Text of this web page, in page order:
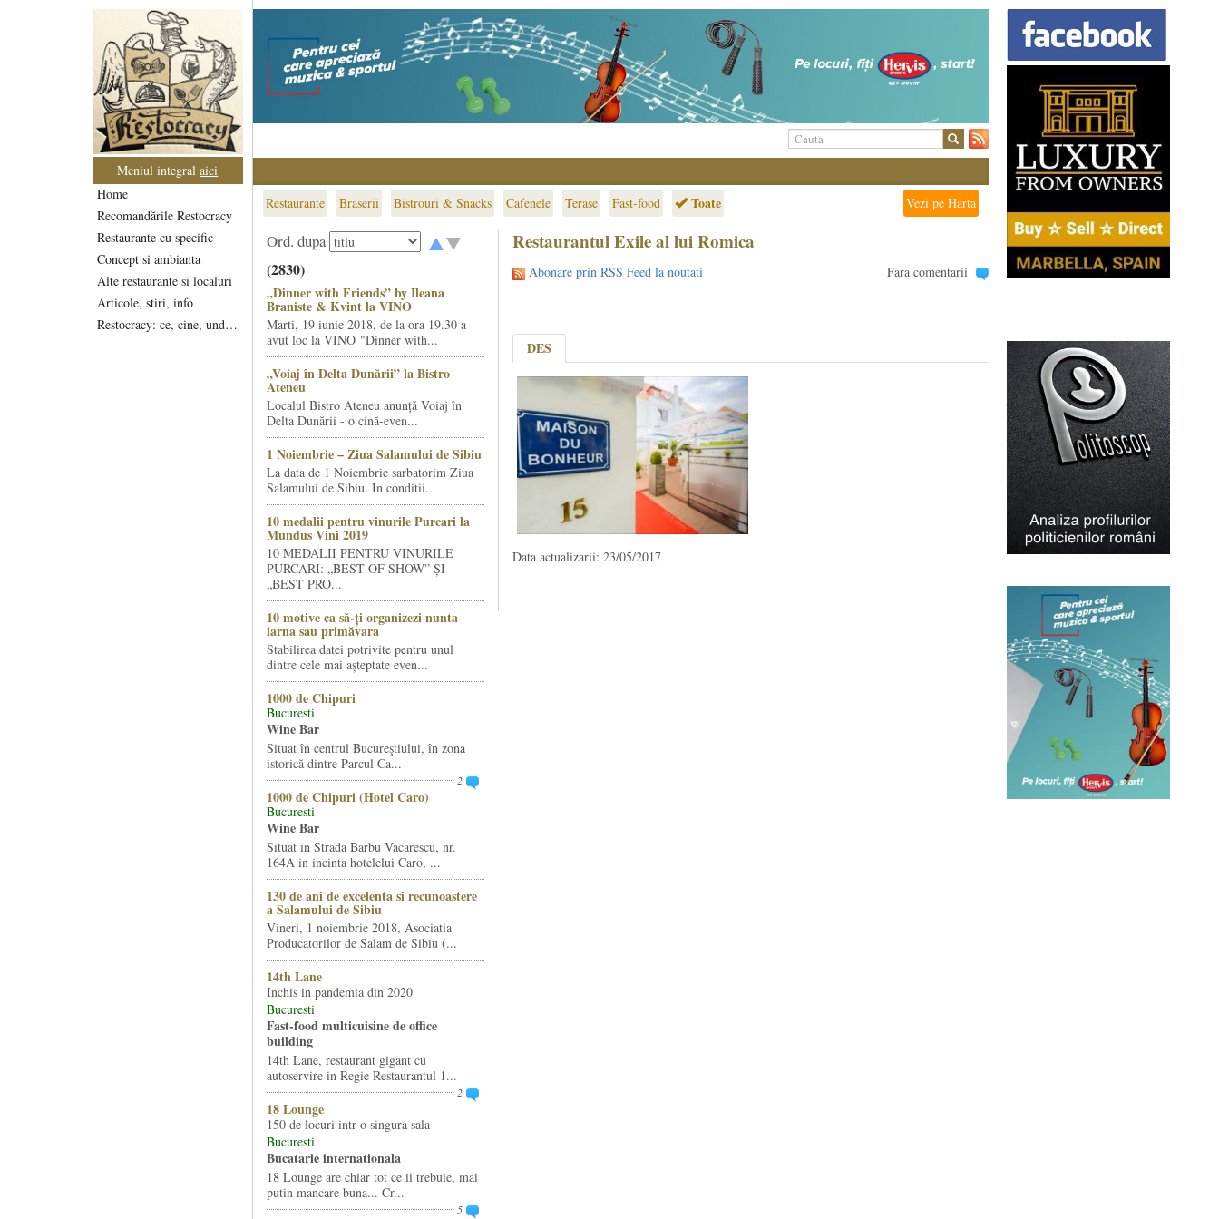
Meniul integralaici
Home
Recomandările Restocracy
Restaurante cu specific
Concept si ambianta
Alte restaurante si localuri
Articole, stiri, info
Restocracy: ce, cine, unde...
Restaurante Braserii Bistrouri & Snacks Cafenele Terase Fast-food Toate Vezi pe Harta
Ord. dupa
(2830)
„Dinner with Friends” by Ileana
Braniste & Kvint la VINO
Marti, 19 iunie 2018, de la ora 19.30 a
avut loc la VINO "Dinner with...
„Voiaj în Delta Dunării” la Bistro
Ateneu
Localul Bistro Ateneu anunță Voiaj în
Delta Dunării - o cină-even...
1 Noiembrie – Ziua Salamului de Sibiu
La data de 1 Noiembrie sarbatorim Ziua
Salamului de Sibiu. In conditii...
10 medalii pentru vinurile Purcari la
Mundus Vini 2019
10 MEDALII PENTRU VINURILE
PURCARI: „BEST OF SHOW” ȘI
„BEST PRO...
10 motive ca să-ți organizezi nunta
iarna sau primăvara
Stabilirea datei potrivite pentru unul
dintre cele mai așteptate even...
1000 de Chipuri
Bucuresti
Wine Bar
Situat în centrul Bucureştiului, în zona
istorică dintre Parcul Ca...
2
1000 de Chipuri (Hotel Caro)
Bucuresti
Wine Bar
Situat in Strada Barbu Vacarescu, nr.
164A in incinta hotelelui Caro, ...
130 de ani de excelenta si recunoastere
a Salamului de Sibiu
Vineri, 1 noiembrie 2018, Asociatia
Producatorilor de Salam de Sibiu (...
14th Lane
Inchis in pandemia din 2020
Bucuresti
Fast-food multicuisine de office
building
14th Lane, restaurant gigant cu
autoservire in Regie Restaurantul 1...
2
18 Lounge
150 de locuri intr-o singura sala
Bucuresti
Bucatarie internationala
18 Lounge are chiar tot ce ii trebuie, mai
putin mancare buna... Cr...
5
Restaurantul Exile al lui Romica
Abonare prin RSS Feed la noutati Fara comentarii
DES
Data actualizarii: 23/05/2017